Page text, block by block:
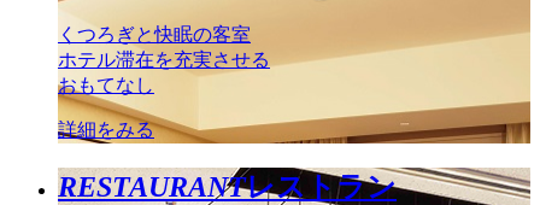
くつろぎと快眠の客室
ホテル滞在を充実させる
おもてなし
詳細をみる
RESTAURANTレストラン